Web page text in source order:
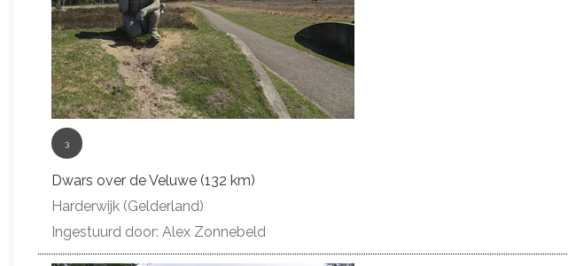
3
Dwars over de Veluwe (132 km)
Harderwijk (Gelderland)
Ingestuurd door: Alex Zonnebeld